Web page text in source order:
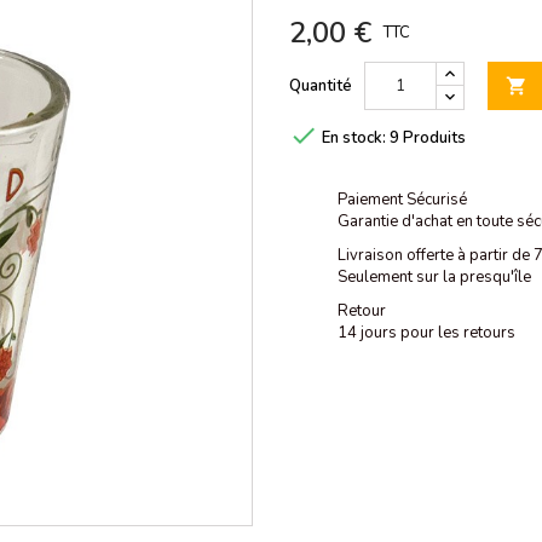
2,00 € TTC
Quantité 
 En stock: 9 Produits
Paiement Sécurisé
Garantie d'achat en toute
Livraison offerte à partir de
Seulement sur la presqu'île
Retour
14 jours pour les retours